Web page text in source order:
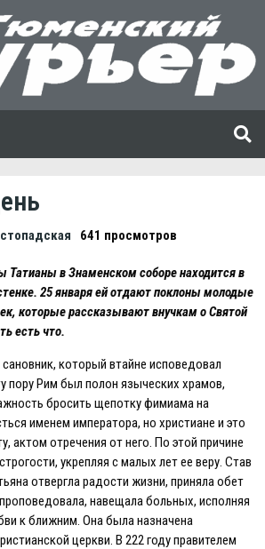
641 просмотров
Татианы в Знаменском соборе находится в
25 января ей отдают поклоны молодые
которые рассказывают внучкам о Святой
есть что.
который втайне исповедовал
пору Рим был полон языческих храмов,
бросить щепотку фимиама на
именем императора, но христиане и это
актом отречения от него. По этой причине
укрепляя с малых лет ее веру. Став
отвергла радости жизни, приняла обет
навещала больных, исполняя
к ближним. Она была назначена
церкви. В 222 году правителем